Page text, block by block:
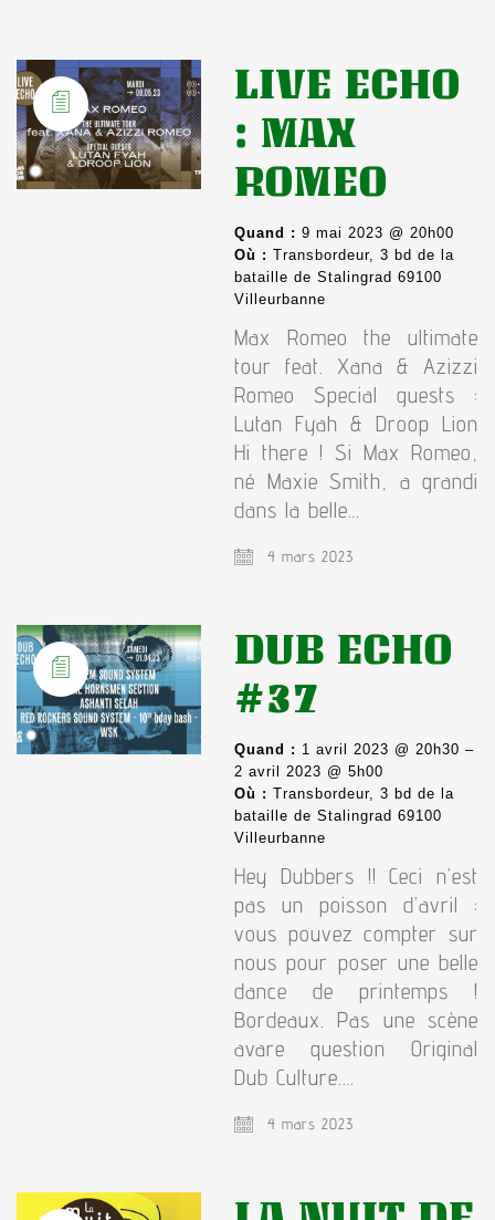
LIVE ECHO
: MAX
ROMEO
Quand : 9 mai 2023 @ 20h00
Où : Transbordeur, 3 bd de la
bataille de Stalingrad 69100
Villeurbanne
Max Romeo the ultimate
tour feat. Xana & Azizzi
Romeo Special guests :
Lutan Fyah & Droop Lion
Hi there ! Si Max Romeo,
né Maxie Smith, a grandi
dans la belle…
4 mars 2023
DUB ECHO
#37
Quand : 1 avril 2023 @ 20h30 –
2 avril 2023 @ 5h00
Où : Transbordeur, 3 bd de la
bataille de Stalingrad 69100
Villeurbanne
Hey Dubbers !! Ceci n’est
pas un poisson d’avril :
vous pouvez compter sur
nous pour poser une belle
dance de printemps !
Bordeaux. Pas une scène
avare question Original
Dub Culture.…
4 mars 2023